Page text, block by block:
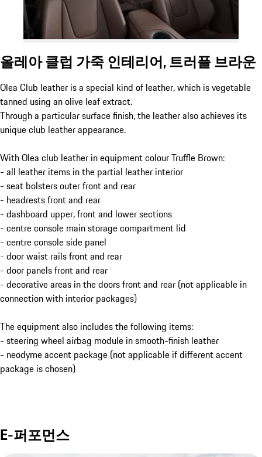
올레아 클럽 가죽 인테리어, 트러플 브라운
Olea Club leather is a special kind of leather, which is vegetable
tanned using an olive leaf extract.
Through a particular surface finish, the leather also achieves its
unique club leather appearance.
With Olea club leather in equipment colour Truffle Brown:
- all leather items in the partial leather interior
- seat bolsters outer front and rear
- headrests front and rear
- dashboard upper, front and lower sections
- centre console main storage compartment lid
- centre console side panel
- door waist rails front and rear
- door panels front and rear
- decorative areas in the doors front and rear (not applicable in
connection with interior packages)
The equipment also includes the following items:
- steering wheel airbag module in smooth-finish leather
- neodyme accent package (not applicable if different accent
package is chosen)
E-퍼포먼스